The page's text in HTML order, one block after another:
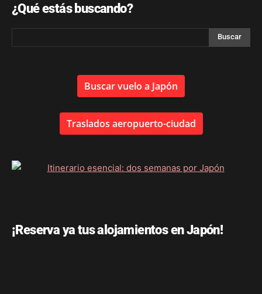
¿Qué estás buscando?
Buscar vuelo a Japón
Traslados aeropuerto-ciudad
¡Reserva ya tus alojamientos en Japón!